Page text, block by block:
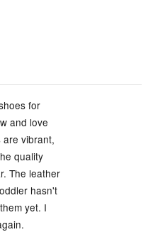
for
and love
are vibrant,
quality
The leather
hasn't
yet. I